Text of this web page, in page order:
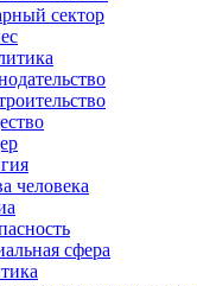
сектор
человека
сфера